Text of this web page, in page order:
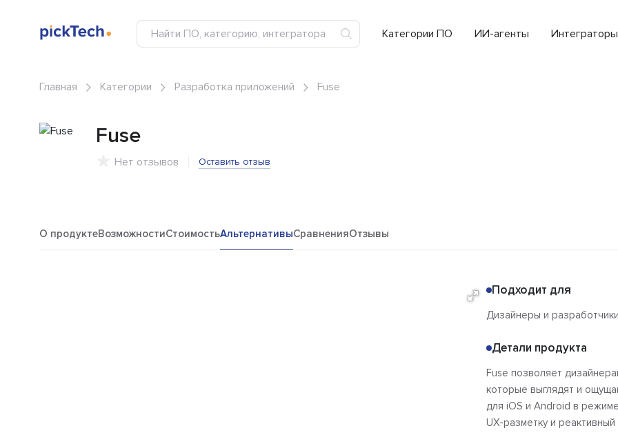
Категории ПО ИИ-агенты Интеграторы
Главная Категории Разработка приложений Fuse
Fuse
Нет отзывов Оставить отзыв
О продуктеВозможностиСтоимостьАльтернативыСравненияОтзывы
Подходит для
Дизайнеры и
Детали продукта
Fuse позволяет
которые выглядят и
для iOS и Android в
UX-разметку и